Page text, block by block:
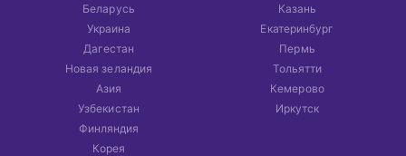
Беларусь
Украина
Дагестан
Новая зеландия
Азия
Узбекистан
Финляндия
Корея
Казань
Екатеринбург
Пермь
Тольятти
Кемерово
Иркутск